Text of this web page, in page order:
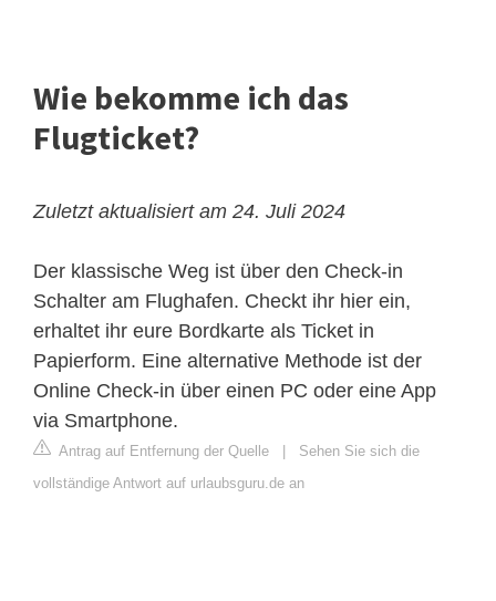
Wie bekomme ich das
Flugticket?
Zuletzt aktualisiert am 24. Juli 2024
Der klassische Weg ist über den Check-in
Schalter am Flughafen. Checkt ihr hier ein,
erhaltet ihr eure Bordkarte als Ticket in
Papierform. Eine alternative Methode ist der
Online Check-in über einen PC oder eine App
via Smartphone.
Antrag auf Entfernung der Quelle
Sehen Sie sich die
vollständige Antwort auf urlaubsguru.de an